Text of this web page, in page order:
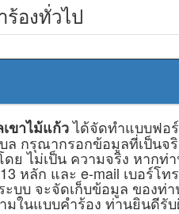
องทั่วไป
ขาไม้แก้วได้จัดทำแบบฟอ
ล กรุณากรอกข้อมูลที่เป็นจ
ดย ไม่เป็น ความจริง หาก
หลัก และ e-mail เบอร์โ
บบ จะจัดเก็บข้อมูล ของท่
มในแบบคำร้อง ท่านยินดีรั